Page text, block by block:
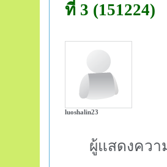
ที่ 3 (151224)
luoshalin23
ผู้แสดงควา